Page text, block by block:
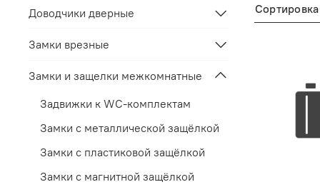
Сортировка
Доводчики дверные
Замки врезные
Замки и защелки межкомнатные
Задвижки к WC-комплектам
Замки с металлической защёлкой
Замки с пластиковой защёлкой
Замки с магнитной защёлкой